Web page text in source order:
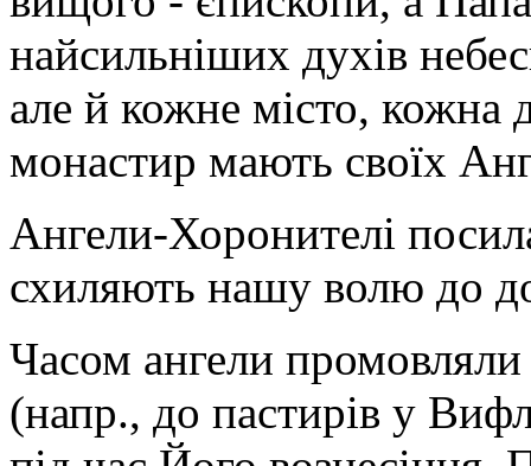
найсильніших духів
але й кожне місто, кожна
монастир мають своїх
Ангели-Хоронителі
схиляють нашу волю до
Часом ангели
(напр., до пастирів у